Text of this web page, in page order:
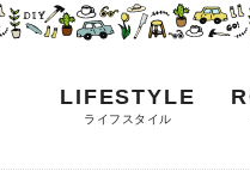
LIFESTYLE
ライフスタイル